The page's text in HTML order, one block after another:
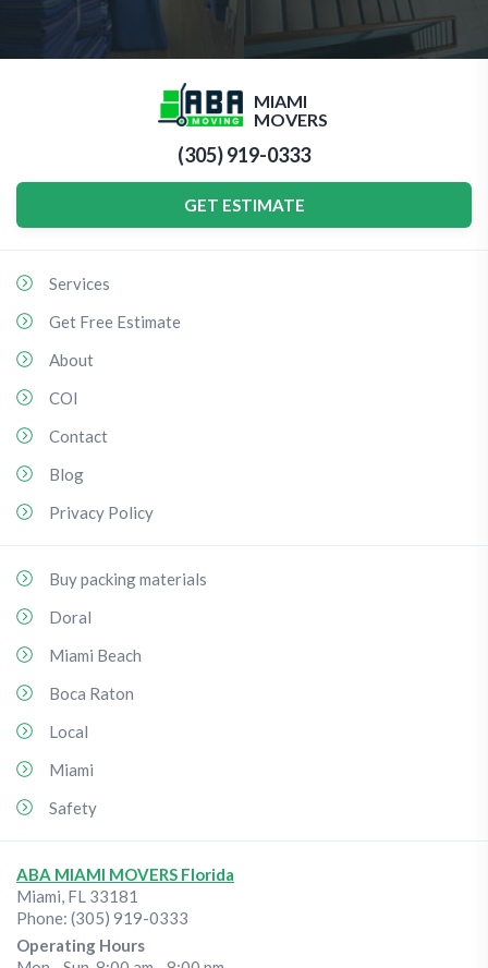
MIAMI
MOVERS
(305) 919-0333
GET ESTIMATE
Services
Get Free Estimate
About
COI
Contact
Blog
Privacy Policy
Buy packing materials
Doral
Miami Beach
Boca Raton
Local
Miami
Safety
ABA MIAMI MOVERS Florida
Miami, FL 33181
Phone: (305) 919-0333
Operating Hours